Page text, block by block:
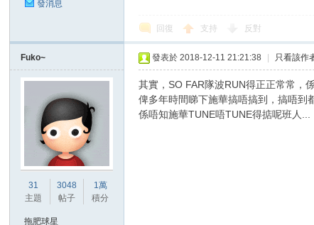
愛
發消息
回復 支持 反對
Fuko~
31
主題
3048
帖子
1萬
積分
拖肥球星
發表於 2018-12-11 21:21:38 只看該作
其實，SO FAR隊波RUN得正正常常，
俾多年時間睇下施華搞唔搞到，搞唔到
係唔知施華TUNE唔TUNE得掂呢班人...